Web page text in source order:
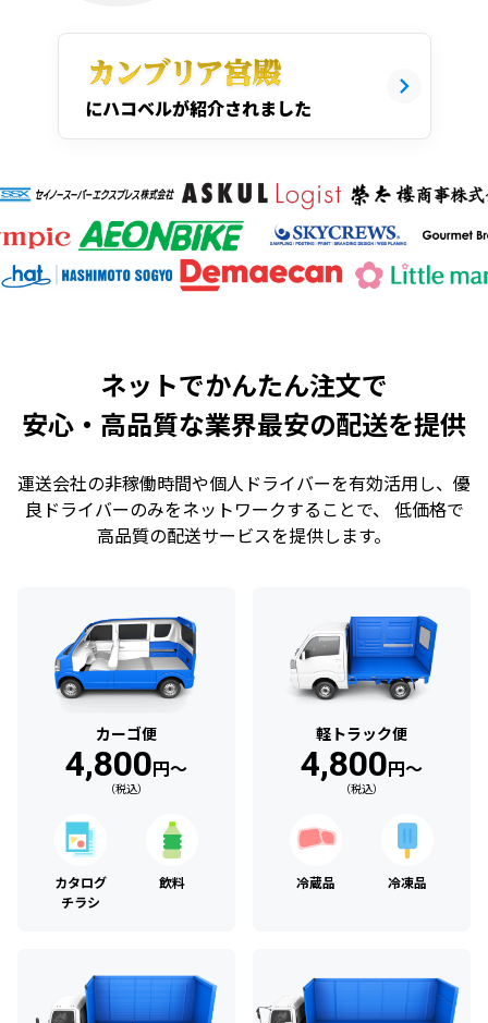
にハコベルが紹介されました
ネットでかんたん注文で
安心・高品質な業界最安の配送を提供
運送会社の非稼働時間や個人ドライバーを有効活用し、優
良ドライバーのみをネットワークすることで、 低価格で
高品質の配送サービスを提供します。
カーゴ便
4,800円〜
（税込）
カタログ
チラシ
飲料
軽トラック便
4,800円〜
（税込）
冷蔵品 冷凍品